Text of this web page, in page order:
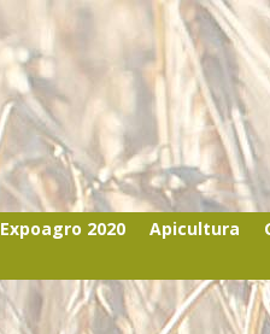
Expoagro 2020 Apicultura